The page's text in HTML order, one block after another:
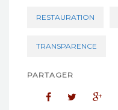
RESTAURATION
TRANSPARENCE
PARTAGER